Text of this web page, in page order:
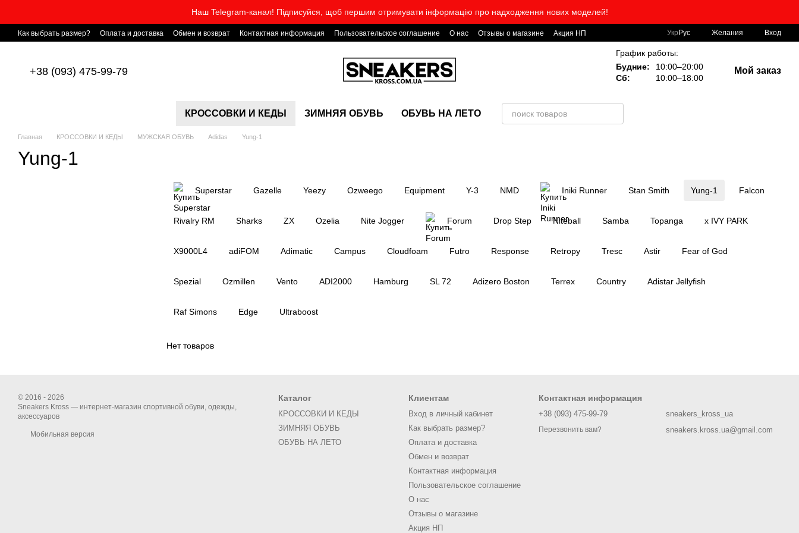
Наш Telegram-канал! Підписуйся, щоб першим отримувати інформацію про надходження нових моделей!
Как выбрать размер? Оплата и доставка Обмен и возврат Контактная информация Пользовательское соглашение О нас Отзывы о магазине Акция НП Укр Рус Желания Вход
+38 (093) 475-99-79
График работы:
Будние:
10:00–20:00
Сб:
10:00–18:00
Мой заказ
КРОССОВКИ И КЕДЫ ЗИМНЯЯ ОБУВЬ ОБУВЬ НА ЛЕТО
Главная КРОССОВКИ И КЕДЫ МУЖСКАЯ ОБУВЬ Adidas Yung-1
Yung-1
Superstar Gazelle Yeezy Ozweego Equipment Y-3 NMD Iniki Runner Stan Smith Yung-1 Falcon
Rivalry RM Sharks ZX Ozelia Nite Jogger Forum Drop Step Niteball Samba Topanga x IVY PARK
X9000L4 adiFOM Adimatic Campus Cloudfoam Futro Response Retropy Tresc Astir Fear of God
Spezial Ozmillen Vento ADI2000 Hamburg SL 72 Adizero Boston Terrex Country Adistar Jellyfish
Raf Simons Edge Ultraboost
Нет товаров
© 2016 - 2026
Sneakers Kross — интернет-магазин спортивной обуви, одежды,
аксессуаров
Мобильная версия
Каталог
КРОССОВКИ И КЕДЫ
ЗИМНЯЯ ОБУВЬ
ОБУВЬ НА ЛЕТО
Клиентам
Вход в личный кабинет
Как выбрать размер?
Оплата и доставка
Обмен и возврат
Контактная информация
Пользовательское соглашение
О нас
Отзывы о магазине
Акция НП
Контактная информация
+38 (093) 475-99-79
Перезвонить вам?
sneakers_kross_ua
sneakers.kross.ua@gmail.com